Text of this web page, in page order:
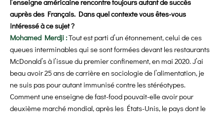
l’enseigne américaine rencontre toujours autant de succès
auprès des Français. Dans quel contexte vous êtes-vous
intéressé à ce sujet ?
Mohamed Merdji :Tout est parti d’un étonnement, celui de ces
queues interminables qui se sont formées devant les restaurants
McDonald’s à l’issue du premier confinement, en mai 2020. J’ai
beau avoir 25 ans de carrière en sociologie de l’alimentation, je
ne suis pas pour autant immunisé contre les stéréotypes.
Comment une enseigne de fast-food pouvait-elle avoir pour
deuxième marché mondial, après les États-Unis, le pays dont le